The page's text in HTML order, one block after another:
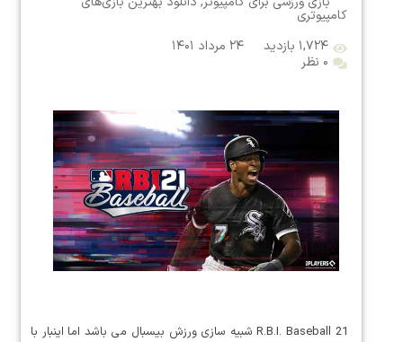
کامپیوتری
۱,۷۲۴ بازدید
۲۴ مرداد ۱۴۰۱
۰ نظر
R.B.I. Baseball 21 شبیه سازی ورزش بیسبال می باشد اما اینبار با